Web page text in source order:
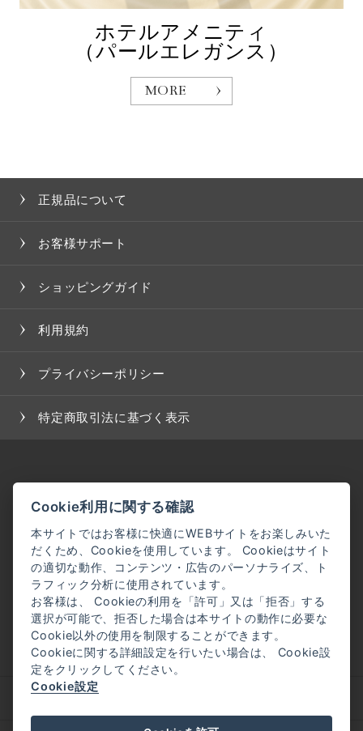
ホテルアメニティ
（パールエレガンス）
MORE
正規品について
お客様サポート
ショッピングガイド
利用規約
プライバシーポリシー
特定商取引法に基づく表示
企業理念
Cookie利用に関する確認
本サイトではお客様に快適にWEBサイトをお楽しみいた
だくため、Cookieを使用しています。 Cookieはサイト
の適切な動作、コンテンツ・広告のパーソナライズ、ト
ラフィック分析に使用されています。
お客様は、 Cookieの利用を「許可」又は「拒否」する
選択が可能で、拒否した場合は本サイトの動作に必要な
Cookie以外の使用を制限することができます。
Cookieに関する詳細設定を行いたい場合は、 Cookie設
定をクリックしてください。
Cookie設定